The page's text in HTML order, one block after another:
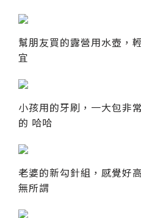
幫朋友買的露營用水壺，
宜
小孩用的牙刷，一大包非
的 哈哈
老婆的新勾針組，感覺好
無所謂